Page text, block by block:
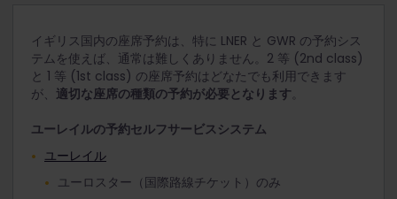
イギリス国内の座席予約は、特に LNER と GWR の予約シス
テムを使えば、通常は難しくありません。2 等 (2nd class)
と 1 等 (1st class) の座席予約はどなたでも利用できます
が、 適切な座席の種類の予約が必要となります
ユーレイルの予約セルフサービスシステム
ユーレイル
ユーロスター（国際路線チケット）のみ